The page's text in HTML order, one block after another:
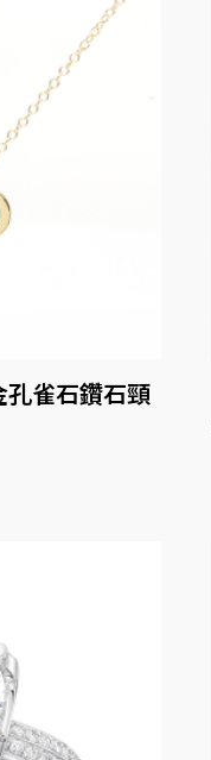
孔雀石鑽石頸